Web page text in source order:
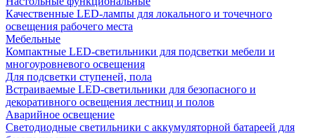
Качественные LED-лампы для локального и точечного
освещения рабочего места
Мебельные
Компактные LED-светильники для подсветки мебели и
многоуровневого освещения
Для подсветки ступеней, пола
Встраиваемые LED-светильники для безопасного и
декоративного освещения лестниц и полов
Аварийное освещение
Светодиодные светильники с аккумуляторной батареей для